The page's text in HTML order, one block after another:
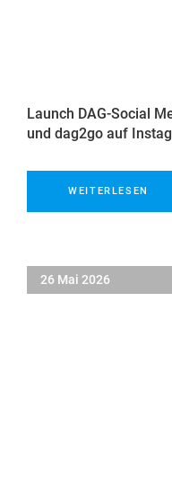
Launch DAG-Social
und dag2go auf
WEITERLESEN
26 Mai 2026